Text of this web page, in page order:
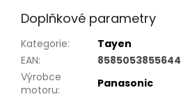
Doplňkové parametry
Kategorie:
Tayen
EAN:
8585053855644
Výrobce
motoru:
Panasonic